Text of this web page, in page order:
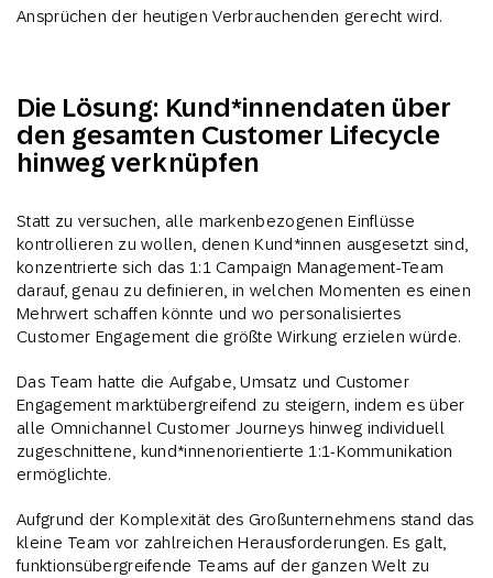
Ansprüchen der heutigen Verbrauchenden gerecht wird.
Die Lösung: Kund*innendaten über
den gesamten Customer Lifecycle
hinweg verknüpfen
Statt zu versuchen, alle markenbezogenen Einflüsse
kontrollieren zu wollen, denen Kund*innen ausgesetzt sind,
konzentrierte sich das 1:1 Campaign Management-Team
darauf, genau zu definieren, in welchen Momenten es einen
Mehrwert schaffen könnte und wo personalisiertes
Customer Engagement die größte Wirkung erzielen würde.
Das Team hatte die Aufgabe, Umsatz und Customer
Engagement marktübergreifend zu steigern, indem es über
alle Omnichannel Customer Journeys hinweg individuell
zugeschnittene, kund*innenorientierte 1:1-Kommunikation
ermöglichte.
Aufgrund der Komplexität des Großunternehmens stand das
kleine Team vor zahlreichen Herausforderungen. Es galt,
funktionsübergreifende Teams auf der ganzen Welt zu